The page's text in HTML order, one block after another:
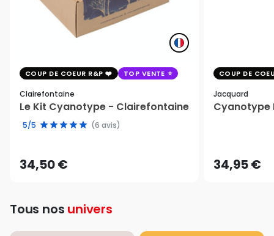
COUP DE COEUR R&P TOP VENTE
Clairefontaine
Le Kit Cyanotype - Clairefontaine
5/5 (6 avis)
34,50 €
COUP DE
Jacquard
Cyanotype
34,95 €
Tous nos univers